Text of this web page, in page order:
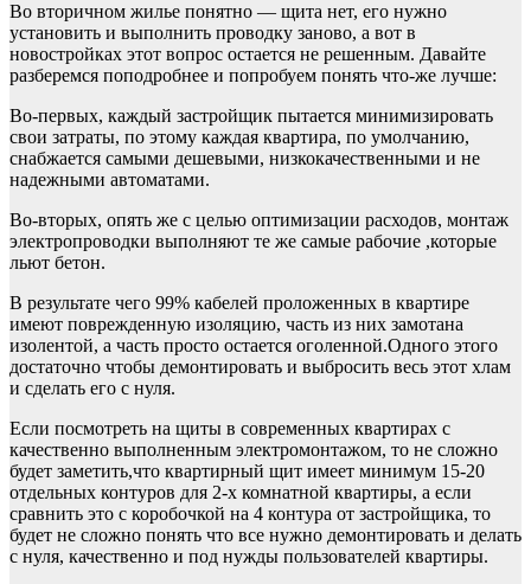
Во вторичном жилье понятно — щита нет, его нужно
установить и выполнить проводку заново, а вот в
новостройках этот вопрос остается не решенным. Давайте
разберемся поподробнее и попробуем понять что-же лучше:
Во-первых, каждый застройщик пытается минимизировать
свои затраты, по этому каждая квартира, по умолчанию,
снабжается самыми дешевыми, низкокачественными и не
надежными автоматами.
Во-вторых, опять же с целью оптимизации расходов, монтаж
электропроводки выполняют те же самые рабочие ,которые
льют бетон.
В результате чего 99% кабелей проложенных в квартире
имеют поврежденную изоляцию, часть из них замотана
изолентой, а часть просто остается оголенной.Одного этого
достаточно чтобы демонтировать и выбросить весь этот хлам
и сделать его с нуля.
Если посмотреть на щиты в современных квартирах с
качественно выполненным электромонтажом, то не сложно
будет заметить,что квартирный щит имеет минимум 15-20
отдельных контуров для 2-х комнатной квартиры, а если
сравнить это с коробочкой на 4 контура от застройщика, то
будет не сложно понять что все нужно демонтировать и делать
с нуля, качественно и под нужды пользователей квартиры.